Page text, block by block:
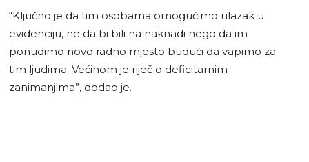
“Ključno je da tim osobama omogućimo ulazak u
evidenciju, ne da bi bili na naknadi nego da im
ponudimo novo radno mjesto budući da vapimo za
tim ljudima. Većinom je riječ o deficitarnim
zanimanjima”, dodao je.